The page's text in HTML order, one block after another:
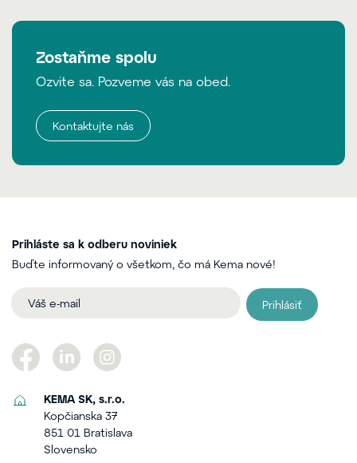
Zostaňme spolu
Ozvite sa. Pozveme vás na obed.
Kontaktujte nás
Prihláste sa k odberu noviniek
Buďte informovaný o všetkom, čo má Kema nové!
Prihlásiť
KEMA SK, s.r.o.
Kopčianska 37
851 01 Bratislava
Slovensko